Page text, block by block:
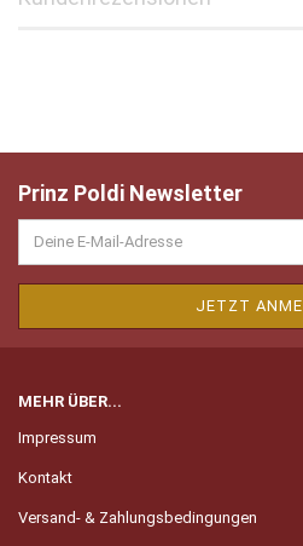
Prinz Poldi Newsletter
MEHR ÜBER...
Impressum
Kontakt
Versand- & Zahlungsbedingungen